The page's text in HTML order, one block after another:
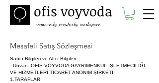
ofis voyvoda
community, creativity, workspace
Mesafeli Satış Sözleşmesi
Satıcı Bilgileri ve Alıcı Bilgileri
- Ünvan: OFİS VOYVODA GAYRİMENKUL İŞLETMECİLİĞİ
VE HİZMETLERİ TİCARET ANONİM ŞİRKETİ
1.TARAFLAR